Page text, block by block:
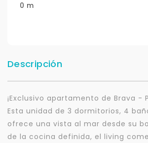
0 m
Descripción
¡Exclusivo apartamento de Brava -
Esta unidad de 3 dormitorios, 4
ofrece una vista al mar desde su
de la cocina definida, el living